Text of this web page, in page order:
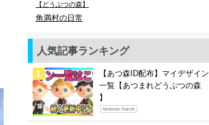
【どうぶつの森】
角満村の日常
人気記事ランキング
【あつ森ID配布】マイデザイン
一覧【あつまれどうぶつの森
】
Nintendo Swicth